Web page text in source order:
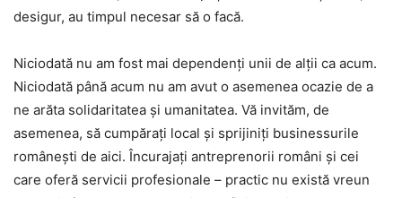
desigur, au timpul necesar să o facă.
Niciodată nu am fost mai dependenți unii de alții ca acum.
Niciodată până acum nu am avut o asemenea ocazie de a
ne arăta solidaritatea și umanitatea. Vă invităm, de
asemenea, să cumpărați local și sprijiniți businessurile
românești de aici. Încurajați antreprenorii români și cei
care oferă servicii profesionale – practic nu există vreun